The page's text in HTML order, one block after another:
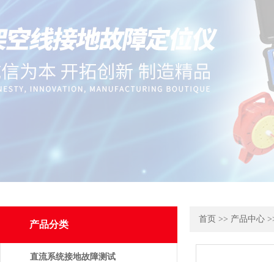
产品分类
直流系统接地故障测试
首页 >> 产品中心